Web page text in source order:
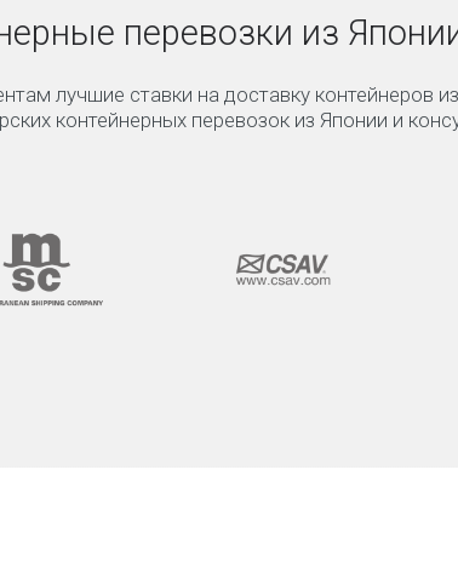
перевозки из
лучшие ставки на доставку
контейнерных перевозок из Японии и